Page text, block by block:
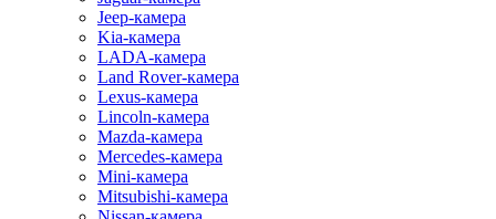
Jeep-камера
Kia-камера
LADA-камера
Land Rover-камера
Lexus-камера
Lincoln-камера
Mazda-камера
Mercedes-камера
Mini-камера
Mitsubishi-камера